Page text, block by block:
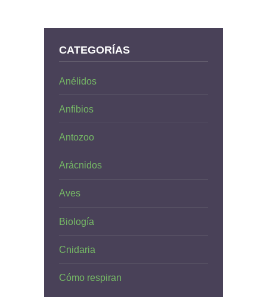
CATEGORÍAS
Anélidos
Anfibios
Antozoo
Arácnidos
Aves
Biología
Cnidaria
Cómo respiran